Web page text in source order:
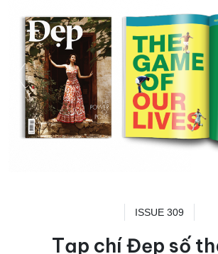
ISSUE 309
Tạp chí Đẹp số